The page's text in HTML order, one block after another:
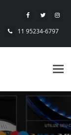
11 95234-6797